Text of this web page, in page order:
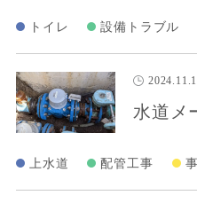
トイレ 設備トラブル
水道メ
上水道 配管工事